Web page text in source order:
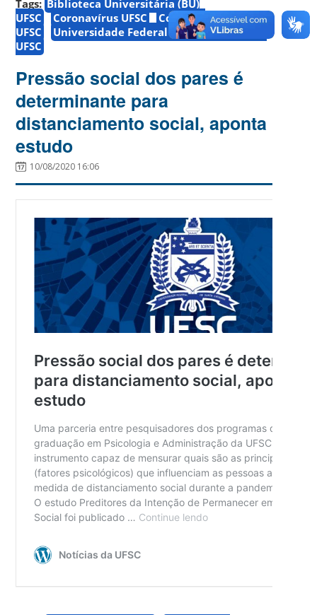
Tags: Biblioteca Universitária (BU)
UFSC
Coronavírus UFSC
Covid-19
UFSC
Universidade Federal de Santa Catarina
UFSC
Pressão social dos pares é
determinante para
distanciamento social, aponta
estudo
10/08/2020 16:06